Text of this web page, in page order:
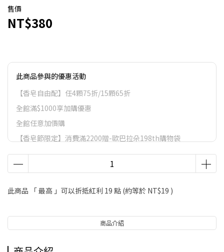
售價
NT$380
此商品參與的優惠活動
【香皂自由配】任4顆75折/15顆65折
全館滿$1000享加購優惠
全館任意加價購
【香皂節限定】消費滿2200贈-歐巴拉朵198th購物袋
VIP會員尊榮滿額禮.
此商品 「 最高 」可以折抵紅利 19 點 (約等於 NT$19 )
商品介紹